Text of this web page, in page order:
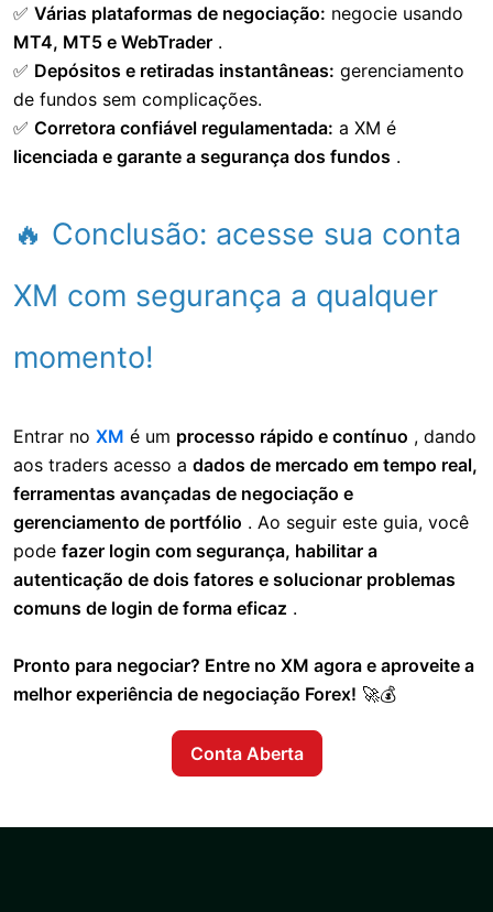
✅ Várias plataformas de negociação: negocie usando
MT4, MT5 e WebTrader .
✅ Depósitos e retiradas instantâneas: gerenciamento
de fundos sem complicações.
✅ Corretora confiável regulamentada: a XM é
licenciada e garante a segurança dos fundos .
🔥 Conclusão: acesse sua conta
XM com segurança a qualquer
momento!
Entrar no XM é um processo rápido e contínuo , dando
aos traders acesso a dados de mercado em tempo real,
ferramentas avançadas de negociação e
gerenciamento de portfólio . Ao seguir este guia, você
pode fazer login com segurança, habilitar a
autenticação de dois fatores e solucionar problemas
comuns de login de forma eficaz .
Pronto para negociar? Entre no XM agora e aproveite a
melhor experiência de negociação Forex! 🚀💰
Conta Aberta